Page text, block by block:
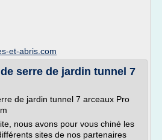
et-abris.com
serre de jardin tunnel 7
de jardin tunnel 7 arceaux Pro
nous avons pour vous chiné les
sites de nos partenaires